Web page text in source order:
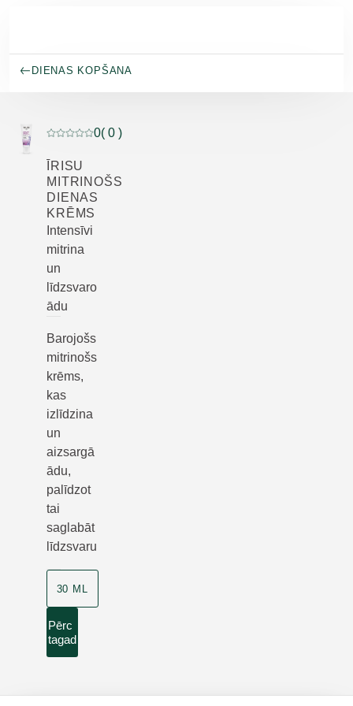
DIENAS KOPŠANA
Pašreizējais vērtējums: 0 no 5 zvaigznēm novērtēja 0
0( 0 )
ĪRISU
MITRINOŠS
DIENAS
KRĒMS
Intensīvi
mitrina
un
līdzsvaro
ādu
Barojošs
mitrinošs
krēms,
kas
izlīdzina
un
aizsargā
ādu,
palīdzot
tai
saglabāt
līdzsvaru
30 ML
Pērc
tagad